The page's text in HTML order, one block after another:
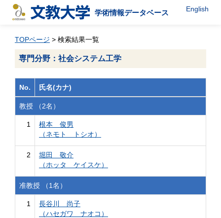
学術情報データベース English
TOPページ > 検索結果一覧
専門分野：社会システム工学
No. 氏名(カナ)
教授 （2名）
1
根本 俊男
（ネモト トシオ）
2
堀田 敬介
（ホッタ ケイスケ）
准教授 （1名）
1
長谷川 尚子
（ハセガワ ナオコ）